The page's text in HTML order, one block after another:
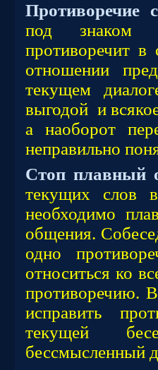
Противоречие
под знаком
противоречит
отношении
текущем
выгодой и
а наоборот
неправильно
Стоп
текущих слов
необходимо
общения.
одно
относиться ко
противоречию.
исправить
текущей
бессмысленный